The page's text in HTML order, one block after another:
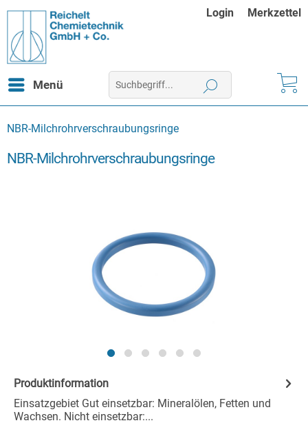
Login Merkzettel
Menü
NBR-Milchrohrverschraubungsringe
NBR-Milchrohrverschraubungsringe
Produktinformation
Einsatzgebiet Gut einsetzbar: Mineralölen, Fetten und
Wachsen. Nicht einsetzbar:...